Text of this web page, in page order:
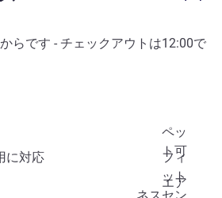
からです - チェックアウトは12:00で
ペッ
ト可
に対応
フィ
ット
エア